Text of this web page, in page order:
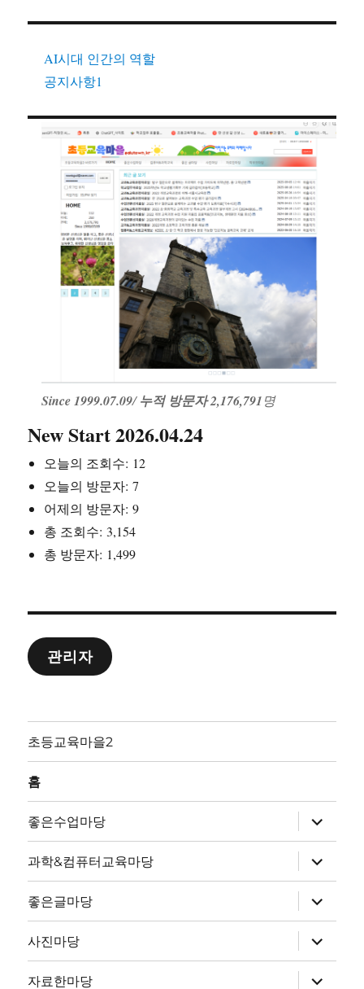
AI시대 인간의 역할
공지사항1
Since 1999.07.09/누적 방문자 2,176,791명
New Start 2026.04.24
오늘의 조회수: 12
오늘의 방문자:7
어제의 방문자:9
총 조회수: 3,154
총 방문자: 1,499
관리자
초등교육마을2
홈
좋은수업마당
위
메
뉴
확
장
과학&컴퓨터교육마당
위
메
뉴
확
장
좋은글마당
위
메
뉴
확
장
사진마당
위
메
뉴
자료한마당